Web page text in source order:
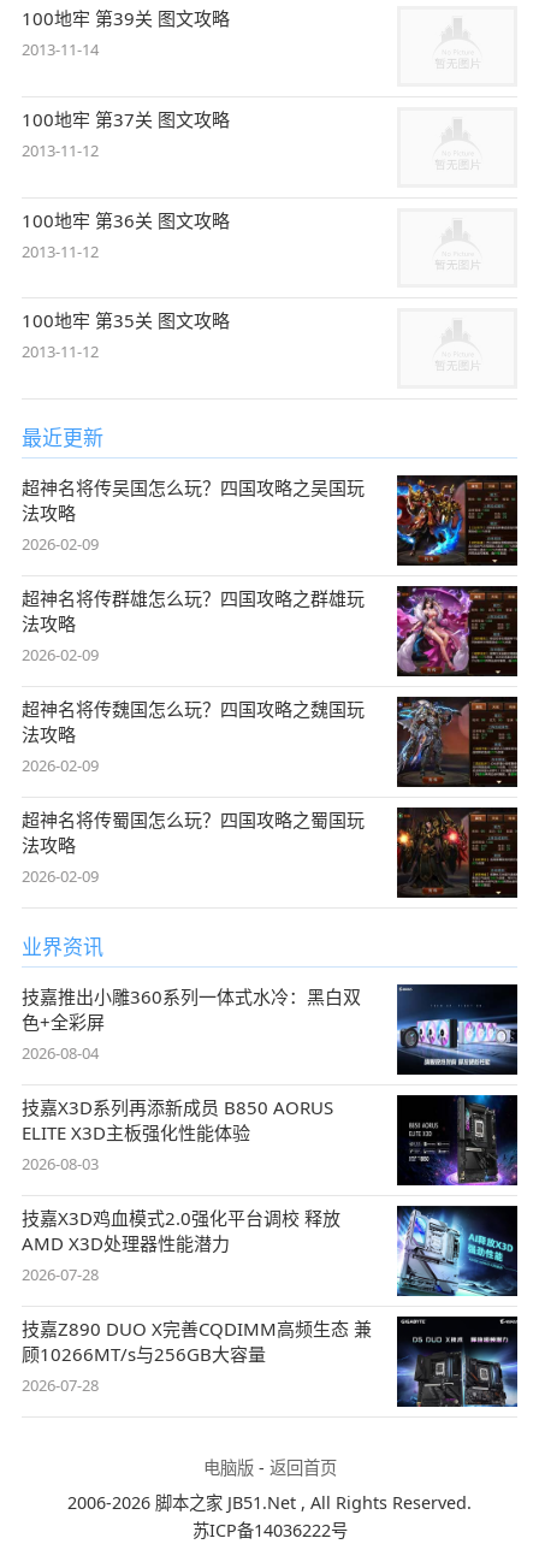
100地牢 第39关 图文攻略
2013-11-14
100地牢 第37关 图文攻略
2013-11-12
100地牢 第36关 图文攻略
2013-11-12
100地牢 第35关 图文攻略
2013-11-12
最近更新
超神名将传吴国怎么玩？四国攻略之吴国玩
法攻略
2026-02-09
超神名将传群雄怎么玩？四国攻略之群雄玩
法攻略
2026-02-09
超神名将传魏国怎么玩？四国攻略之魏国玩
法攻略
2026-02-09
超神名将传蜀国怎么玩？四国攻略之蜀国玩
法攻略
2026-02-09
业界资讯
技嘉推出小雕360系列一体式水冷：黑白双
色+全彩屏
2026-08-04
技嘉X3D系列再添新成员 B850 AORUS
ELITE X3D主板强化性能体验
2026-08-03
技嘉X3D鸡血模式2.0强化平台调校 释放
AMD X3D处理器性能潜力
2026-07-28
技嘉Z890 DUO X完善CQDIMM高频生态 兼
顾10266MT/s与256GB大容量
2026-07-28
电脑版- 返回首页
2006-2026 脚本之家 JB51.Net , All Rights Reserved.
苏ICP备14036222号